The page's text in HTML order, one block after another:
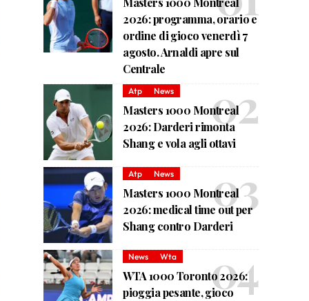
2026: programma, orario e
ordine di gioco venerdì 7
agosto. Arnaldi apre sul
Centrale
Atp News
Masters 1000 Montreal
2026: Darderi rimonta
Shang e vola agli ottavi
Atp News
Masters 1000 Montreal
2026: medical time out per
Shang contro Darderi
News Wta
WTA 1000 Toronto 2026:
pioggia pesante, gioco